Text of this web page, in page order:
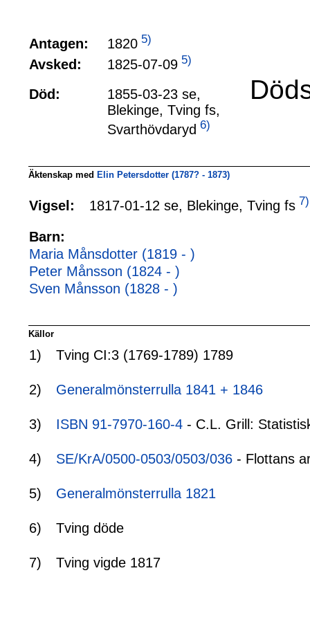
Antagen: 1820 5)
Avsked: 1825-07-09 5)
Död:
1855-03-23 se,
Blekinge, Tving fs,
Svarthövdaryd 6)
Äktenskap med Elin Petersdotter (1787? - 1873)
Vigsel: 1817-01-12 se, Blekinge, Tving fs 7)
Barn:
Maria Månsdotter (1819 - )
Peter Månsson (1824 - )
Sven Månsson (1828 - )
Källor
1) Tving CI:3 (1769-1789) 1789
2) Generalmönsterrulla 1841 + 1846
3) ISBN 91-7970-160-4 - C.L. Grill:
4) SE/KrA/0500-0503/0503/036 - Flottans
5) Generalmönsterrulla 1821
6) Tving döde
7) Tving vigde 1817